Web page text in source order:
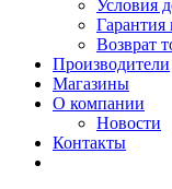
Условия
Гарантия
Возврат
Производители
Магазины
О компании
Новости
Контакты